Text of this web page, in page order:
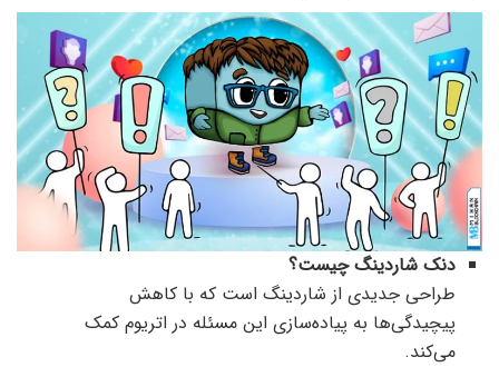
دنک شاردینگ چیست؟
طراحی جدیدی از شاردینگ است که با کاهش
پیچیدگی‌ها به پیاده‌سازی این مسئله در اتریوم کمک
می‌کند.